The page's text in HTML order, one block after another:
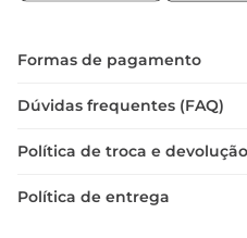
manusear a carne, é
cruzada e
deliciosa.
tem a garantia de um
Formas de pagamento
Dúvidas frequentes (FAQ)
Política de troca e devolução
Política de entrega